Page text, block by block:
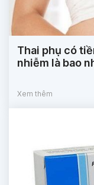
Thai phụ có
nhiễm là bao
Xem thêm